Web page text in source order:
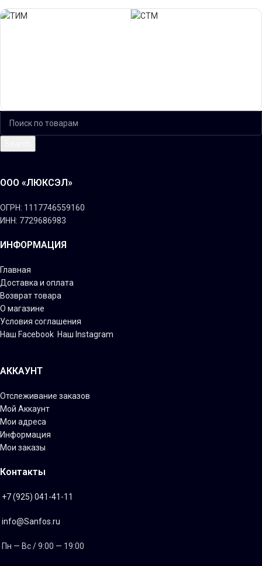
ООО «ЛЮКСЭЛ»
ОГРН: 1117746559160
ИНН: 7729686983
ИНФОРМАЦИЯ
Главная
Доставка и оплата
Возврат товара
О магазине
Условия соглашения
Наш Facebook Наш Instagram
АККАУНТ
Отслеживание заказов
Мой Аккаунт
Мои адреса
Информация
Мои заказы
Контакты
+7 (925) 041-41-11
info@Sanfos.ru
Пн — Вс / 9:00 — 19:00